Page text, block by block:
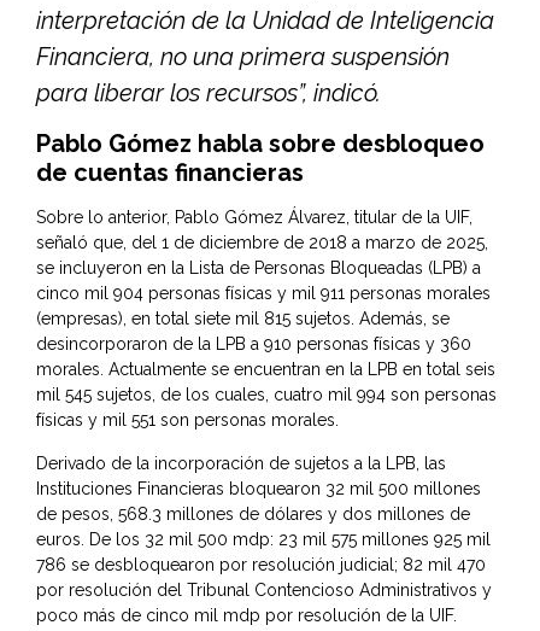
interpretación de la Unidad de Inteligencia
Financiera, no una primera suspensión
para liberar los recursos”, indicó.
Pablo Gómez habla sobre desbloqueo
de cuentas financieras
Sobre lo anterior, Pablo Gómez Álvarez, titular de la UIF,
señaló que, del 1 de diciembre de 2018 a marzo de 2025,
se incluyeron en la Lista de Personas Bloqueadas (LPB) a
cinco mil 904 personas físicas y mil 911 personas morales
(empresas), en total siete mil 815 sujetos. Además, se
desincorporaron de la LPB a 910 personas físicas y 360
morales. Actualmente se encuentran en la LPB en total seis
mil 545 sujetos, de los cuales, cuatro mil 994 son personas
físicas y mil 551 son personas morales.
Derivado de la incorporación de sujetos a la LPB, las
Instituciones Financieras bloquearon 32 mil 500 millones
de pesos, 568.3 millones de dólares y dos millones de
euros. De los 32 mil 500 mdp: 23 mil 575 millones 925 mil
786 se desbloquearon por resolución judicial; 82 mil 470
por resolución del Tribunal Contencioso Administrativos y
poco más de cinco mil mdp por resolución de la UIF.